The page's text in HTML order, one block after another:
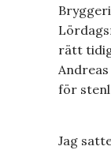
rätt
för
Jag